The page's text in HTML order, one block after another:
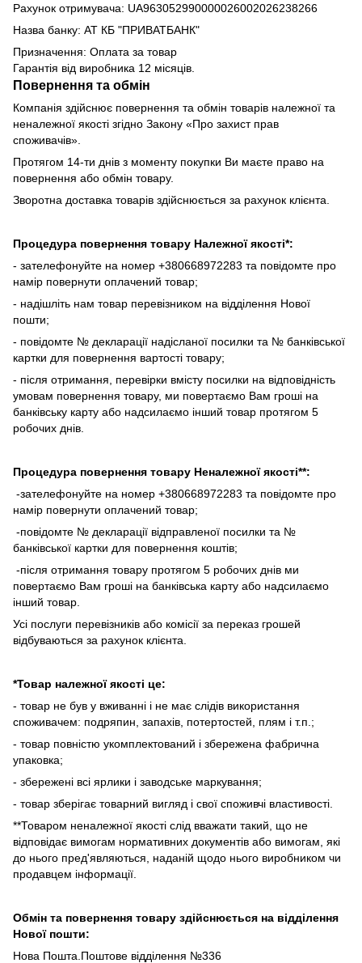
Рахунок отримувача: UA963052990000026002026238266
Назва банку: АТ КБ "ПРИВАТБАНК"
Призначення: Оплата за товар
Гарантія від виробника 12 місяців.
Повернення та обмін
Компанія здійснює повернення та обмін товарів належної та
неналежної якості згідно Закону «Про захист прав
споживачів».
Протягом 14-ти днів з моменту покупки Ви маєте право на
повернення або обмін товару.
Зворотна доставка товарів здійснюється за рахунок клієнта.
Процедура повернення товару Належної якості*:
- зателефонуйте на номер +380668972283 та повідомте про
намір повернути оплачений товар;
- надішліть нам товар перевізником на відділення Нової
пошти;
- повідомте № декларації надісланої посилки та № банківської
картки для повернення вартості товару;
- після отримання, перевірки вмісту посилки на відповідність
умовам повернення товару, ми повертаємо Вам гроші на
банківську карту або надсилаємо інший товар протягом 5
робочих днів.
Процедура повернення товару Неналежної якості**:
-зателефонуйте на номер +380668972283 та повідомте про
намір повернути оплачений товар;
-повідомте № декларації відправленої посилки та №
банківської картки для повернення коштів;
-після отримання товару протягом 5 робочих днів ми
повертаємо Вам гроші на банківська карту або надсилаємо
інший товар.
Усі послуги перевізників або комісії за переказ грошей
відбуваються за рахунок клієнта.
*Товар належної якості це:
- товар не був у вживанні і не має слідів використання
споживачем: подряпин, запахів, потертостей, плям і т.п.;
- товар повністю укомплектований і збережена фабрична
упаковка;
- збережені всі ярлики і заводське маркування;
- товар зберігає товарний вигляд і свої споживчі властивості.
**Товаром неналежної якості слід вважати такий, що не
відповідає вимогам нормативних документів або вимогам, які
до нього пред'являються, наданій щодо нього виробником чи
продавцем інформації.
Обмін та повернення товару здійснюється на відділення
Нової пошти:
Нова Пошта.Поштове відділення №336